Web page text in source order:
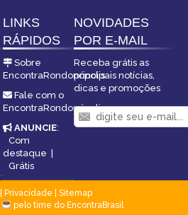
LINKS
RÁPIDOS
Sobre
EncontraRondonópolis
Fale com o
EncontraRondonópolis
ANUNCIE:
Com
destaque |
Grátis
NOVIDADES
POR E-MAIL
Receba grátis as
principais notícias,
dicas e promoções
Privacidade
Sitemap
pelo time do EncontraBrasil